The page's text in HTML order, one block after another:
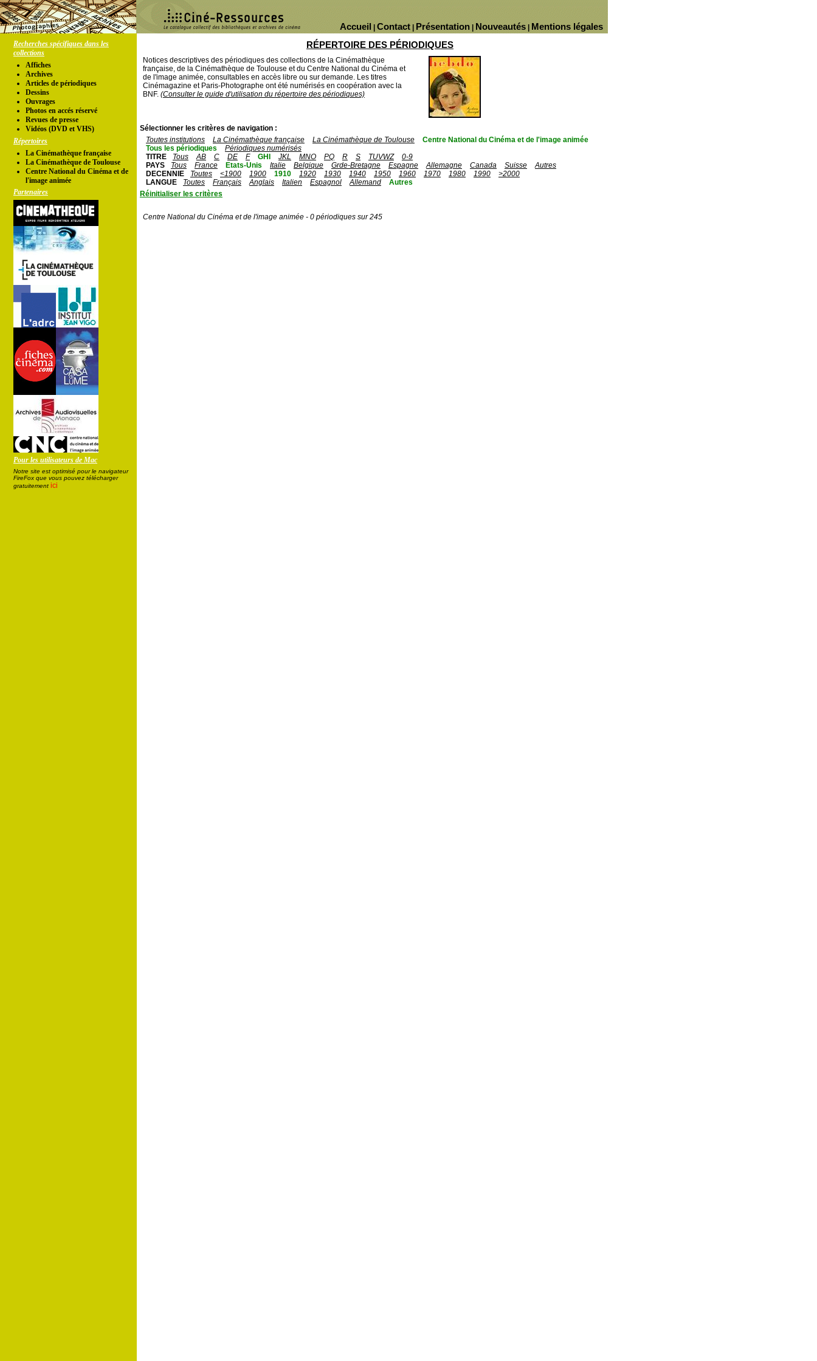
Mentions légales
Nouveautés
Présentation
Contact
Accueil
Recherches spécifiques dans les
collections
Affiches
Archives
Articles de périodiques
Dessins
Ouvrages
Photos en accés réservé
Revues de presse
Vidéos (DVD et VHS)
Répertoires
La Cinémathèque française
La Cinémathèque de Toulouse
Centre National du Cinéma et de
l'image animée
Partenaires
Pour les utilisateurs de Mac
Notre site est optimisé pour le navigateur
FireFox que vous pouvez télécharger
gratuitement ici
RÉPERTOIRE DES PÉRIODIQUES
Notices descriptives des périodiques des collections de la Cinémathèque
française, de la Cinémathèque de Toulouse et du Centre National du Cinéma et
de l'image animée, consultables en accès libre ou sur demande. Les titres
Cinémagazine et Paris-Photographe ont été numérisés en coopération avec la
BNF. (Consulter le guide d'utilisation du répertoire des périodiques)
Sélectionner les critères de navigation :
Toutes institutions
La Cinémathèque française La Cinémathèque de Toulouse
Centre National du Cinéma et de l'image animée
Tous les périodiques
Périodiques numérisés
TITRE
Tous AB C DE F GHI JKL MNO PQ R S TUVWZ
0-9
PAYS
Tous France Etats-Unis Italie Belgique Grde-Bretagne Espagne Allemagne Canada Suisse
Autres
DECENNIE
Toutes <1900 1900 1910 1920 1930 1940 1950 1960 1970 1980 1990
>2000
LANGUE
Toutes Français Anglais Italien Espagnol Allemand
Autres
Réinitialiser les critères
Centre National du Cinéma et de l'image animée - 0 périodiques sur 245